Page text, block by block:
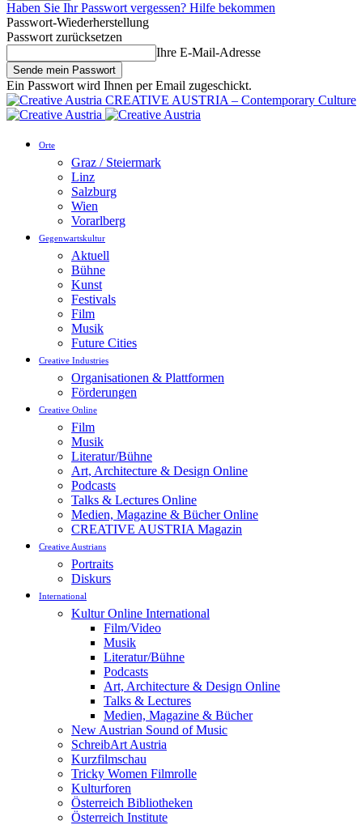
Haben Sie Ihr Passwort vergessen? Hilfe bekommen
Passwort-Wiederherstellung
Passwort zurücksetzen
Ihre E-Mail-Adresse
Ein Passwort wird Ihnen per Email zugeschickt.
CREATIVE AUSTRIA – Contemporary Culture
Orte
Graz / Steiermark
Linz
Salzburg
Wien
Vorarlberg
Gegenwartskultur
Aktuell
Bühne
Kunst
Festivals
Film
Musik
Future Cities
Creative Industries
Organisationen & Plattformen
Förderungen
Creative Online
Film
Musik
Literatur/Bühne
Art, Architecture & Design Online
Podcasts
Talks & Lectures Online
Medien, Magazine & Bücher Online
CREATIVE AUSTRIA Magazin
Creative Austrians
Portraits
Diskurs
International
Kultur Online International
Film/Video
Musik
Literatur/Bühne
Podcasts
Art, Architecture & Design Online
Talks & Lectures
Medien, Magazine & Bücher
New Austrian Sound of Music
SchreibArt Austria
Kurzfilmschau
Tricky Women Filmrolle
Kulturforen
Österreich Bibliotheken
Österreich Institute